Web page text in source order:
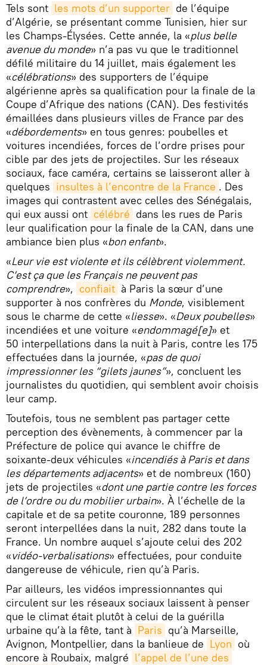
Tels sont les mots d’un supporter de l’équipe
d’Algérie, se présentant comme Tunisien, hier sur
les Champs-Élysées. Cette année, la «plus belle
avenue du monde» n’a pas vu que le traditionnel
défilé militaire du 14 juillet, mais également les
«célébrations» des supporters de l’équipe
algérienne après sa qualification pour la finale de la
Coupe d’Afrique des nations (CAN). Des festivités
émaillées dans plusieurs villes de France par des
«débordements» en tous genres: poubelles et
voitures incendiées, forces de l’ordre prises pour
cible par des jets de projectiles. Sur les réseaux
sociaux, face caméra, certains se laisseront aller à
quelques insultes à l’encontre de la France . Des
images qui contrastent avec celles des Sénégalais,
qui eux aussi ont célébré dans les rues de Paris
leur qualification pour la finale de la CAN, dans une
ambiance bien plus «bon enfant».
«Leur vie est violente et ils célèbrent violemment.
C’est ça que les Français ne peuvent pas
comprendre», confiait à Paris la sœur d’une
supporter à nos confrères du Monde, visiblement
sous le charme de cette «liesse». «Deux poubelles»
incendiées et une voiture «endommagé[e]» et
50 interpellations dans la nuit à Paris, contre les 175
effectuées dans la journée, «pas de quoi
impressionner les “gilets jaunes”», concluent les
journalistes du quotidien, qui semblent avoir choisis
leur camp.
Toutefois, tous ne semblent pas partager cette
perception des évènements, à commencer par la
Préfecture de police qui avance le chiffre de
soixante-deux véhicules «incendiés à Paris et dans
les départements adjacents» et de nombreux (160)
jets de projectiles «dont une partie contre les forces
de l’ordre ou du mobilier urbain». À l’échelle de la
capitale et de sa petite couronne, 189 personnes
seront interpellées dans la nuit, 282 dans toute la
France. Un nombre auquel s’ajoute celui des 202
«vidéo-verbalisations» effectuées, pour conduite
dangereuse de véhicule, rien qu’à Paris.
Par ailleurs, les vidéos impressionnantes qui
circulent sur les réseaux sociaux laissent à penser
que le climat était plutôt à celui de la guérilla
urbaine qu’à la fête, tant à Paris qu’à Marseille,
Avignon, Montpellier, dans la banlieue de Lyon où
encore à Roubaix, malgré l’appel de l’une des